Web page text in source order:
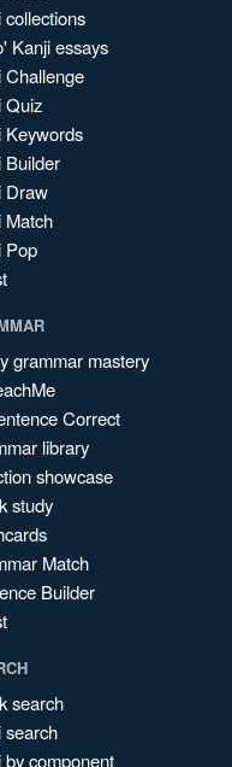
collections
Kanji essays
Challenge
Quiz
Keywords
Builder
Draw
Match
Pop
grammar mastery
Correct
library
showcase
study
Match
Builder
search
search
by component